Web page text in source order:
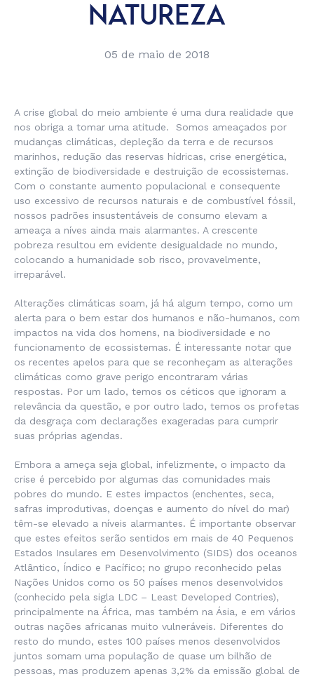
NATUREZA
05 de maio de 2018
A crise global do meio ambiente é uma dura realidade que
nos obriga a tomar uma atitude. Somos ameaçados por
mudanças climáticas, depleção da terra e de recursos
marinhos, redução das reservas hídricas, crise energética,
extinção de biodiversidade e destruição de ecossistemas.
Com o constante aumento populacional e consequente
uso excessivo de recursos naturais e de combustível fóssil,
nossos padrões insustentáveis de consumo elevam a
ameaça a níves ainda mais alarmantes. A crescente
pobreza resultou em evidente desigualdade no mundo,
colocando a humanidade sob risco, provavelmente,
irreparável.
Alterações climáticas soam, já há algum tempo, como um
alerta para o bem estar dos humanos e não-humanos, com
impactos na vida dos homens, na biodiversidade e no
funcionamento de ecossistemas. É interessante notar que
os recentes apelos para que se reconheçam as alterações
climáticas como grave perigo encontraram várias
respostas. Por um lado, temos os céticos que ignoram a
relevância da questão, e por outro lado, temos os profetas
da desgraça com declarações exageradas para cumprir
suas próprias agendas.
Embora a ameça seja global, infelizmente, o impacto da
crise é percebido por algumas das comunidades mais
pobres do mundo. E estes impactos (enchentes, seca,
safras improdutivas, doenças e aumento do nível do mar)
têm-se elevado a níveis alarmantes. É importante observar
que estes efeitos serão sentidos em mais de 40 Pequenos
Estados Insulares em Desenvolvimento (SIDS) dos oceanos
Atlântico, Índico e Pacífico; no grupo reconhecido pelas
Nações Unidos como os 50 países menos desenvolvidos
(conhecido pela sigla LDC – Least Developed Contries),
principalmente na África, mas também na Ásia, e em vários
outras nações africanas muito vulneráveis. Diferentes do
resto do mundo, estes 100 países menos desenvolvidos
juntos somam uma população de quase um bilhão de
pessoas, mas produzem apenas 3,2% da emissão global de